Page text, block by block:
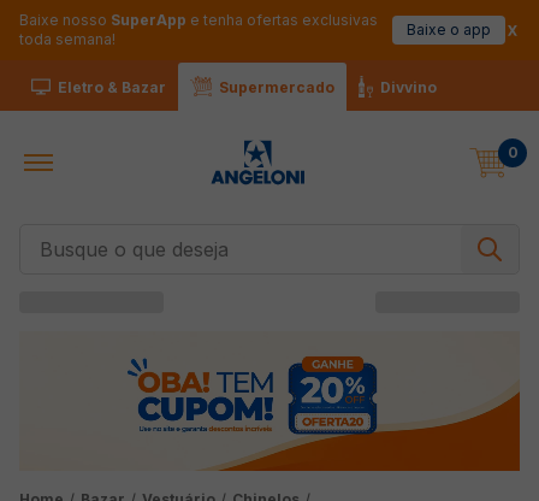
Baixe nosso SuperApp e tenha ofertas exclusivas
toda semana!
Baixe o app
Eletro & Bazar Supermercado Divvino
0